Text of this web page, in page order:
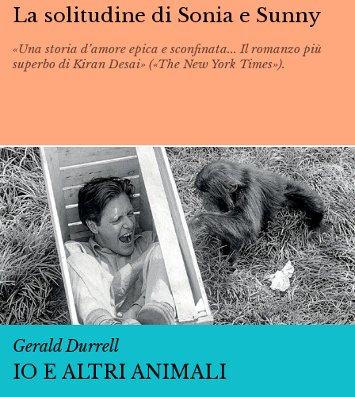
La solitudine di Sonia e Sunny
«Una storia d’amore epica e sconfinata... Il romanzo più
superbo di Kiran Desai» («The New York Times»).
Gerald Durrell
IO E ALTRI ANIMALI